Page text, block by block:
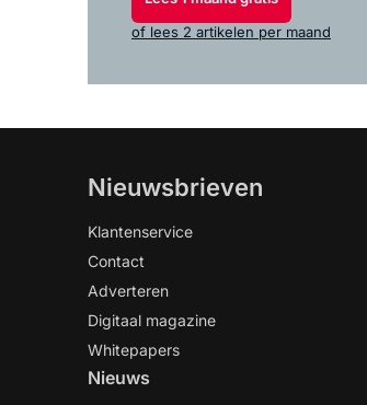
of lees 2 artikelen per maand
Nieuwsbrieven
Klantenservice
Contact
Adverteren
Digitaal magazine
Whitepapers
Nieuws